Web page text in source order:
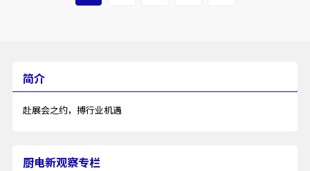
简介
赴展会之约，搏行业机遇
厨电新观察专栏